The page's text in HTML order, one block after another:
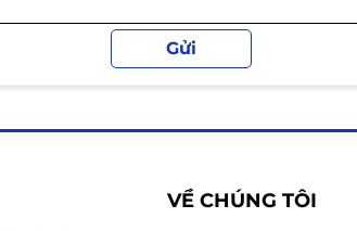
độ sáng trong các vùng tối, giúp
VỀ CHÚNG TÔI